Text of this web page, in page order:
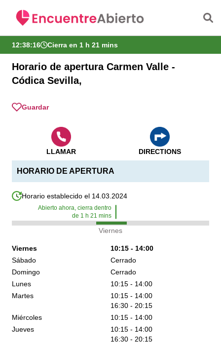
12:38:16 Cierra en 1 h 21 mins
Horario de apertura Carmen Valle -
Códica Sevilla,
Guardar
HORARIO DE APERTURA
Horario establecido el 14.03.2024
Abierto ahora, cierra dentro
de 1 h21 mins
Viernes
Viernes
10:15 - 14:00
Sábado
Cerrado
Domingo
Cerrado
Lunes
10:15 - 14:00
Martes
10:15 - 14:00
16:30 - 20:15
Miércoles
10:15 - 14:00
Jueves
10:15 - 14:00
16:30 - 20:15
LLAMAR DIRECTIONS